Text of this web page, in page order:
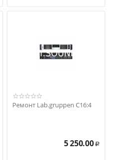
Ремонт Lab.gruppen C16:4
5 250.00 Р